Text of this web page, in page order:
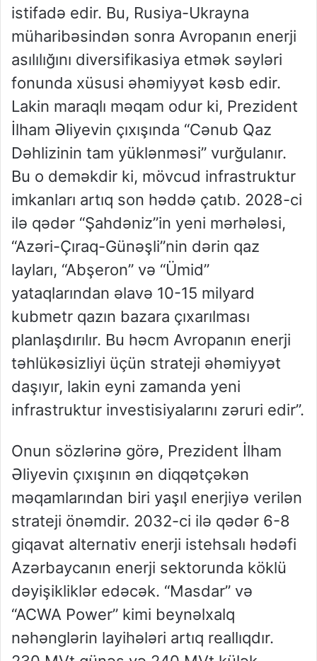
istifadə edir. Bu, Rusiya-Ukrayna
müharibəsindən sonra Avropanın enerji
asılılığını diversifikasiya etmək səyləri
fonunda xüsusi əhəmiyyət kəsb edir.
Lakin maraqlı məqam odur ki, Prezident
İlham Əliyevin çıxışında “Cənub Qaz
Dəhlizinin tam yüklənməsi” vurğulanır.
Bu o deməkdir ki, mövcud infrastruktur
imkanları artıq son həddə çatıb. 2028-ci
ilə qədər “Şahdəniz”in yeni mərhələsi,
“Azəri-Çıraq-Günəşli”nin dərin qaz
layları, “Abşeron” və “Ümid”
yataqlarından əlavə 10-15 milyard
kubmetr qazın bazara çıxarılması
planlaşdırılır. Bu həcm Avropanın enerji
təhlükəsizliyi üçün strateji əhəmiyyət
daşıyır, lakin eyni zamanda yeni
infrastruktur investisiyalarını zəruri edir”.
Onun sözlərinə görə, Prezident İlham
Əliyevin çıxışının ən diqqətçəkən
məqamlarından biri yaşıl enerjiyə verilən
strateji önəmdir. 2032-ci ilə qədər 6-8
giqavat alternativ enerji istehsalı hədəfi
Azərbaycanın enerji sektorunda köklü
dəyişikliklər edəcək. “Masdar” və
“ACWA Power” kimi beynəlxalq
nəhənglərin layihələri artıq reallıqdır.